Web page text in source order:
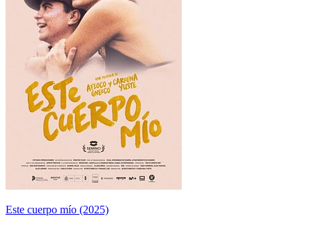
Este cuerpo mío (2025)